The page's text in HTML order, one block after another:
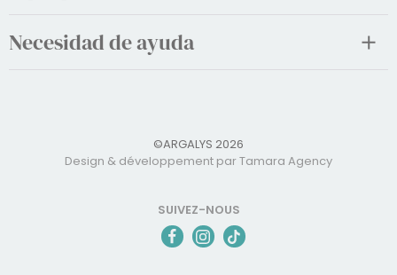
Necesidad de ayuda
©ARGALYS 2026
Design & développement par Tamara Agency
SUIVEZ-NOUS